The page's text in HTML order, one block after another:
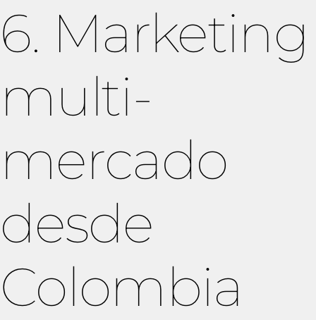
6. Marketing
multi-
mercado
desde
Colombia